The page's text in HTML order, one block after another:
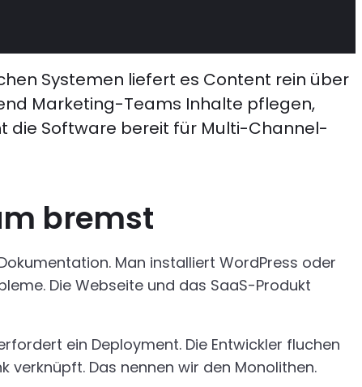
Systemen liefert es Content rein über
Marketing-Teams Inhalte pflegen,
die Software bereit für Multi-Channel-
bremst
Man installiert WordPress oder
Die Webseite und das SaaS-Produkt
ein Deployment. Die Entwickler fluchen
Das nennen wir den Monolithen.